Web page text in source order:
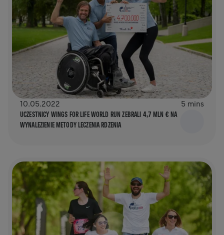
10.05.2022 5 mins
UCZESTNICY WINGS FOR LIFE WORLD RUN ZEBRALI 4,7 MLN € NA
WYNALEZIENIE METODY LECZENIA RDZENIA